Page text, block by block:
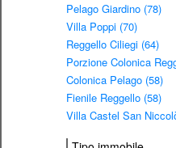
Pelago Giardino (78)
Villa Poppi (70)
Reggello Ciliegi (64)
Porzione Colonica
Colonica Pelago (58)
Fienile Reggello (58)
Villa Castel San